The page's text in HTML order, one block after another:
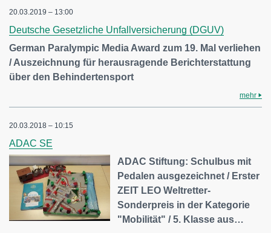
20.03.2019 – 13:00
Deutsche Gesetzliche Unfallversicherung (DGUV)
German Paralympic Media Award zum 19. Mal verliehen
/ Auszeichnung für herausragende Berichterstattung
über den Behindertensport
mehr
20.03.2018 – 10:15
ADAC SE
ADAC Stiftung: Schulbus mit
Pedalen ausgezeichnet / Erster
ZEIT LEO Weltretter-
Sonderpreis in der Kategorie
"Mobilität" / 5. Klasse aus…